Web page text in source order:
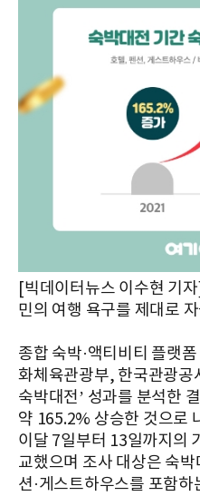
[빅데이터뉴스 이수현 기
민의 여행 욕구를 제대로
종합 숙박·액티비티 플랫
화체육관광부, 한국관광공
숙박대전’ 성과를 분석한
약 165.2% 상승한 것으로
이달 7일부터 13일까지의
교했으며 조사 대상은 숙
션·게스트하우스를 포함